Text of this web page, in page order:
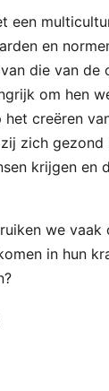
een
en
die van de
om hen
creëren
zich gezond
krijgen en
we vaak
in hun